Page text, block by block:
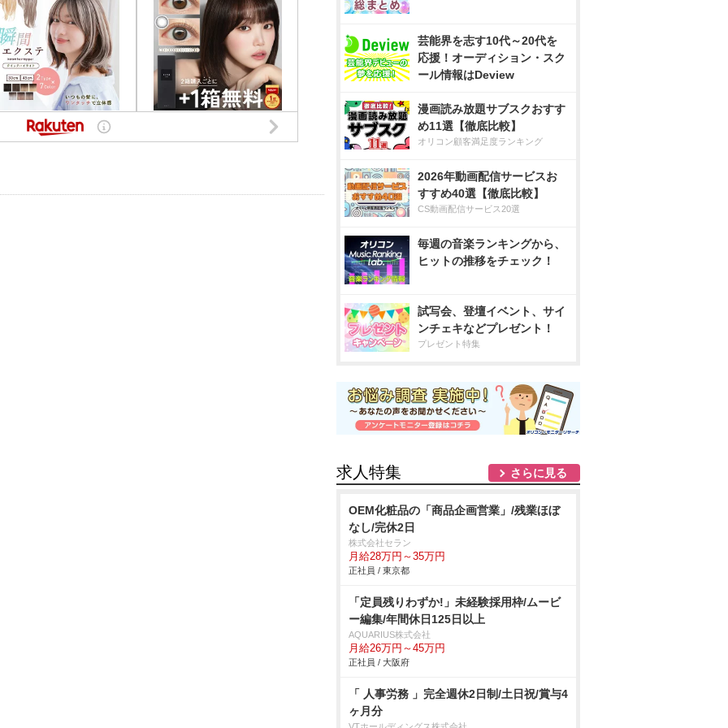
芸能界を志す10代～20代を
応援！オーディション・スク
ール情報はDeview
漫画読み放題サブスクおすす
め11選【徹底比較】
オリコン顧客満足度ランキング
2026年動画配信サービスお
すすめ40選【徹底比較】
CS動画配信サービス20選
毎週の音楽ランキングから、
ヒットの推移をチェック！
試写会、登壇イベント、サイ
ンチェキなどプレゼント！
プレゼント特集
求人特集 さらに見る
OEM化粧品の「商品企画営業」/残業ほぼ
なし/完休2日
株式会社セラン
月給28万円～35万円
正社員 / 東京都
「定員残りわずか!」未経験採用枠/ムービ
ー編集/年間休日125日以上
AQUARIUS株式会社
月給26万円～45万円
正社員 / 大阪府
「 人事労務 」完全週休2日制/土日祝/賞与4
ヶ月分